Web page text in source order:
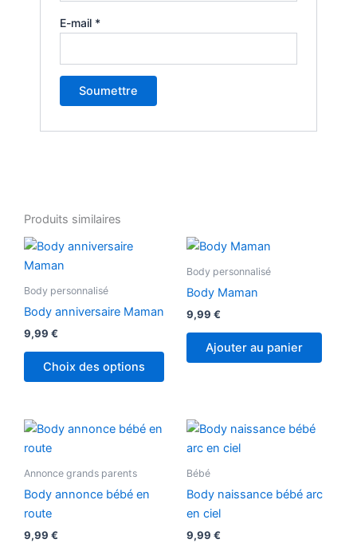
E-mail *
Produits similaires
Body personnalisé
Body anniversaire Maman
9,99 €
Choix des options
produit
plusieurs
variations.
options
peuvent
choisies
page
produit
Body personnalisé
Body Maman
9,99 €
Ajouter au panier
Annonce grands parents
Body annonce bébé en
route
9,99 €
Bébé
Body naissance bébé arc
en ciel
9,99 €